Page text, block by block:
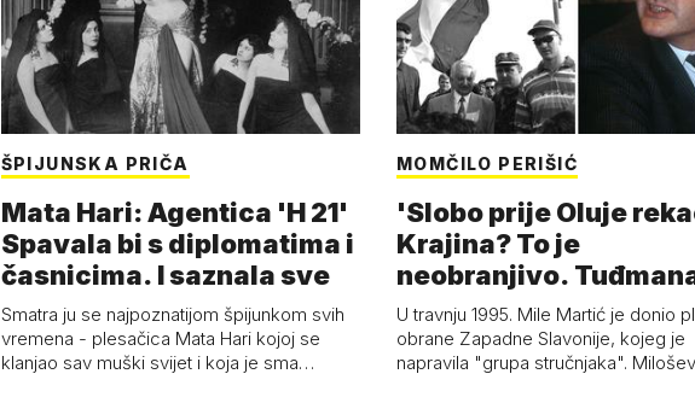
ŠPIJUNSKA PRIČA
Mata Hari: Agentica 'H 21'
Spavala bi s diplomatima i
časnicima. I saznala sve
Smatra ju se najpoznatijom špijunkom svih
vremena - plesačica Mata Hari kojoj se
klanjao sav muški svijet i koja je sma…
MOMČILO PERIŠIĆ
'Slobo prije Oluje
Krajina? To je
neobranjivo.
zvao Krivousti'
U travnju 1995. Mile Martić je donio
obrane Zapadne Slavonije, kojeg je
napravila "grupa stručnjaka".